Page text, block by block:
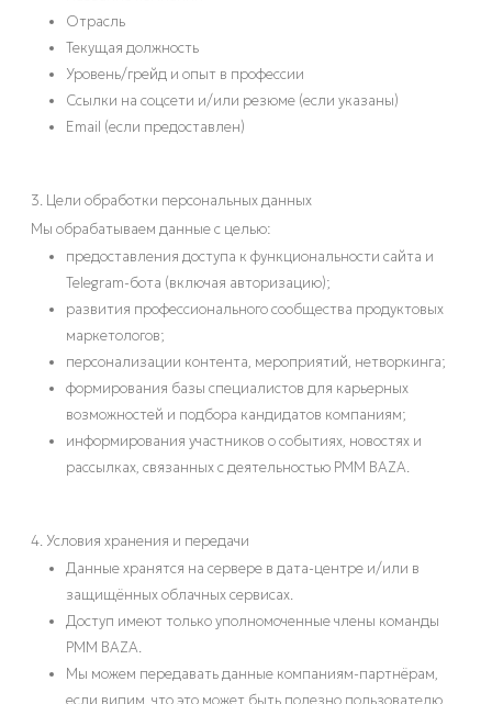
Отрасль
Текущая должность
Уровень/грейд и опыт в профессии
Ссылки на соцсети и/или резюме (если указаны)
Email (если предоставлен)
3. Цели обработки персональных данных
Мы обрабатываем данные с целью:
предоставления доступа к функциональности сайта и
Telegram-бота (включая авторизацию);
развития профессионального сообщества продуктовых
маркетологов;
персонализации контента, мероприятий, нетворкинга;
формирования базы специалистов для карьерных
возможностей и подбора кандидатов компаниям;
информирования участников о событиях, новостях и
рассылках, связанных с деятельностью PMM BAZA.
4. Условия хранения и передачи
Данные хранятся на сервере в дата-центре и/или в
защищённых облачных сервисах.
Доступ имеют только уполномоченные члены команды
PMM BAZA.
Мы можем передавать данные компаниям-партнёрам,
если видим, что это может быть полезно пользователю